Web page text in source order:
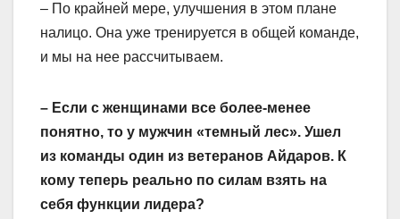
– По крайней мере, улучшения в этом плане
налицо. Она уже тренируется в общей команде,
и мы на нее рассчитываем.
– Если с женщинами все более-менее
понятно, то у мужчин «темный лес». Ушел
из команды один из ветеранов Айдаров. К
кому теперь реально по силам взять на
себя функции лидера?